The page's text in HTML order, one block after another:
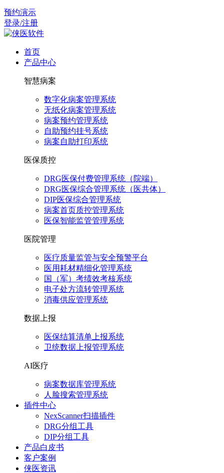
预约演示
登录/注册
首页
产品中心
智慧病案
数字化病案管理系统
无纸化病案管理系统
病案预约管理系统
自助预约挂号系统
病案自助打印系统
医保质控
DRG医保付费管理系统（院端）
DRG医保综合管理系统（医共体）
DIP医保综合管理系统
病案首页质控管理系统
医保智能监管管理系统
医院管理
医疗质量监管与安全预警平台
医用耗材精细化管理系统
国（军）考绩效考核系统
电子处方流转管理系统
消毒供应管理系统
数据上报
医保结算清单上报系统
卫统数据上报管理系统
AI医疗
病案数据库管理系统
人脸搜索管理系统
插件中心
NexScanner扫描插件
DRG分组工具
DIP分组工具
产品白皮书
客户案例
侠医资讯